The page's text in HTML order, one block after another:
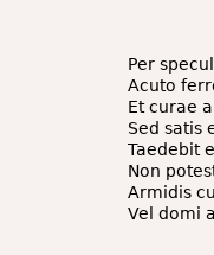
Per
Acuto
Et curae
Sed satis
Taedebit
Non
Armidis
Vel domi